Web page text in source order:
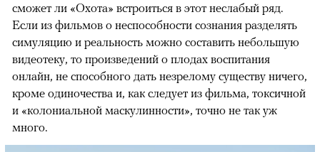
сможет ли «Охота» встроиться в этот неслабый ряд.
Если из фильмов о неспособности сознания разделять
симуляцию и реальность можно составить небольшую
видеотеку, то произведений о плодах воспитания
онлайн, не способного дать незрелому существу ничего,
кроме одиночества и, как следует из фильма, токсичной
и «колониальной маскулинности», точно не так уж
много.